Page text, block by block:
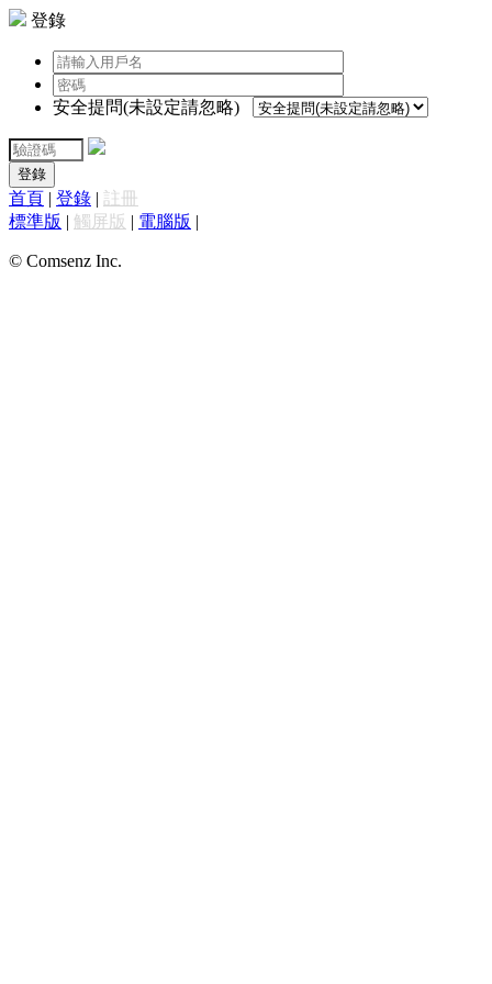
登錄
安全提問(未設定請忽略)
登錄
首頁 | 登錄 | 註冊
標準版 | 觸屏版 | 電腦版 |
© Comsenz Inc.